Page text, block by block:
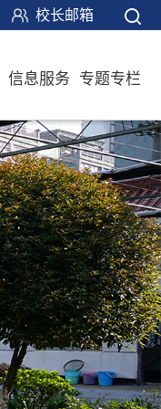
校长邮箱
信息服务 专题专栏